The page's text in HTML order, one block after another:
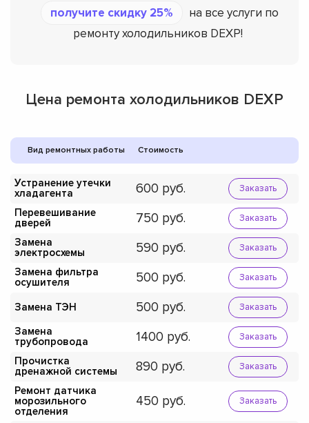
получите скидку 25%
на все услуги по
ремонту холодильников DEXP!
Цена ремонта холодильников DEXP
Вид ремонтных работы Стоимость
Устранение утечки
хладагента
600 Заказать
Перевешивание
дверей
750 Заказать
Замена
электросхемы
590 Заказать
Замена фильтра
осушителя
500 Заказать
Замена ТЭН 500 Заказать
Замена
трубопровода
1400 Заказать
Прочистка
дренажной системы
890 Заказать
Ремонт датчика
морозильного
отделения
450 Заказать